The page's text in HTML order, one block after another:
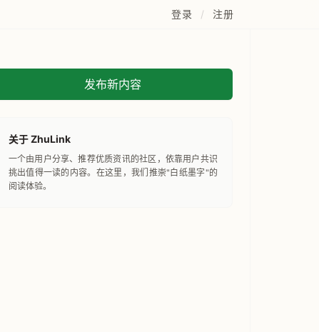
登录 / 注册
发布新内容
关于 ZhuLink
一个由用户分享、推荐优质资讯的社区，依靠用户共识
挑出值得一读的内容。在这里，我们推崇"白纸墨字"的
阅读体验。